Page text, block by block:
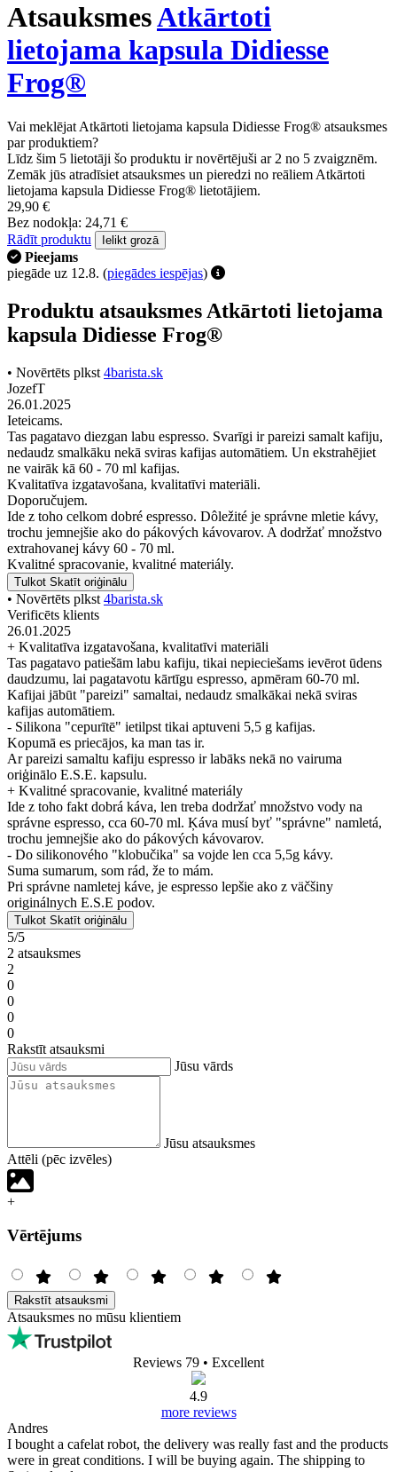
AtsauksmesAtkārtoti
lietojama kapsula Didiesse
Frog®
Vai meklējat Atkārtoti lietojama kapsula Didiesse Frog® atsauksmes
par produktiem?
Līdz šim 5 lietotāji šo produktu ir novērtējuši ar 2 no 5 zvaigznēm.
Zemāk jūs atradīsiet atsauksmes un pieredzi no reāliem Atkārtoti
lietojama kapsula Didiesse Frog® lietotājiem.
29,90 €
Bez nodokļa: 24,71 €
Rādīt produktu
Ielikt grozā
Pieejams
piegāde uz 12.8. (piegādes iespējas)
Produktu atsauksmes Atkārtoti lietojama
kapsula Didiesse Frog®
• Novērtēts plkst 4barista.sk
JozefT
26.01.2025
Ieteicams.
Tas pagatavo diezgan labu espresso. Svarīgi ir pareizi samalt kafiju,
nedaudz smalkāku nekā sviras kafijas automātiem. Un ekstrahējiet
ne vairāk kā 60 - 70 ml kafijas.
Kvalitatīva izgatavošana, kvalitatīvi materiāli.
Doporučujem.
Ide z toho celkom dobré espresso. Dôležité je správne mletie kávy,
trochu jemnejšie ako do pákových kávovarov. A dodržať množstvo
extrahovanej kávy 60 - 70 ml.
Kvalitné spracovanie, kvalitné materiály.
Tulkot Skatīt oriģinālu
• Novērtēts plkst 4barista.sk
Verificēts klients
26.01.2025
+ Kvalitatīva izgatavošana, kvalitatīvi materiāli
Tas pagatavo patiešām labu kafiju, tikai nepieciešams ievērot ūdens
daudzumu, lai pagatavotu kārtīgu espresso, apmēram 60-70 ml.
Kafijai jābūt "pareizi" samaltai, nedaudz smalkākai nekā sviras
kafijas automātiem.
- Silikona "cepurītē" ietilpst tikai aptuveni 5,5 g kafijas.
Kopumā es priecājos, ka man tas ir.
Ar pareizi samaltu kafiju espresso ir labāks nekā no vairuma
oriģinālo E.S.E. kapsulu.
+ Kvalitné spracovanie, kvalitné materiály
Ide z toho fakt dobrá káva, len treba dodržať množstvo vody na
správne espresso, cca 60-70 ml. Ķáva musí byť "správne" namletá,
trochu jemnejšie ako do pákových kávovarov.
- Do silikonového "klobučika" sa vojde len cca 5,5g kávy.
Suma sumarum, som rád, že to mám.
Pri správne namletej káve, je espresso lepšie ako z väčšiny
originálnych E.S.E podov.
Tulkot Skatīt oriģinālu
5/5
2 atsauksmes
2
0
0
0
0
Rakstīt atsauksmi
Jūsu vārds
Jūsu atsauksmes
Attēli (pēc izvēles)
+
Vērtējums
Rakstīt atsauksmi
Atsauksmes no mūsu klientiem
Reviews 79 • Excellent
4.9
more reviews
Andres
I bought a cafelat robot, the delivery was really fast and the products
were in great conditions. I will be buying again. The shipping to